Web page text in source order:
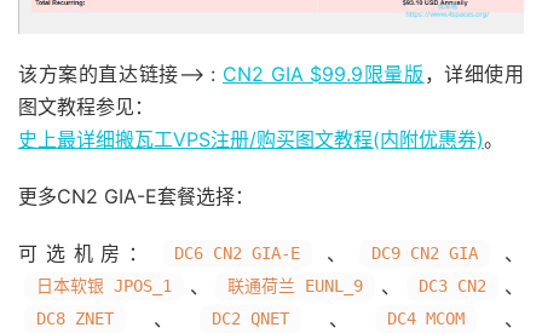
该方案的直达链接–> : CN2 GIA $99.9限量版 ，详细使用
图文教程参见：
史上最详细搬瓦工VPS注册/购买图文教程(内附优惠券)。
更多CN2 GIA-E套餐选择：
可选机房： DC6 CN2 GIA-E 、 DC9 CN2 GIA 、
日本软银 JPOS_1 、 联通荷兰 EUNL_9 、 DC3 CN2 、
DC8 ZNET 、 DC2 QNET 、 DC4 MCOM 、